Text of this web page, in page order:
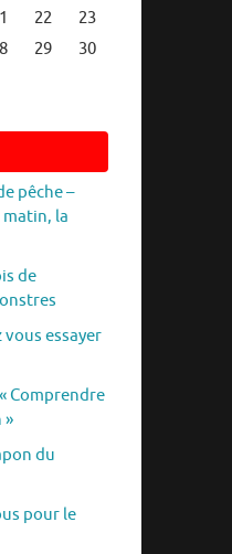
22
23
29
30
pêche –
matin, la
de
vous essayer
Comprendre
»
du
pour le